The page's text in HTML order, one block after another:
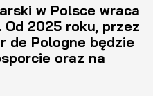
w Polsce wraca
2025 roku, przez
de Pologne będzie
oraz na